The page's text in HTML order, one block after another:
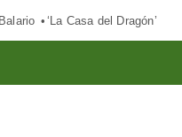
‘La Casa del Dragón’